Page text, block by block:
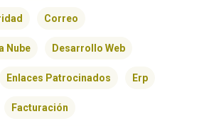
Correo
Nube Desarrollo Web
Enlaces Patrocinados Erp
Facturación